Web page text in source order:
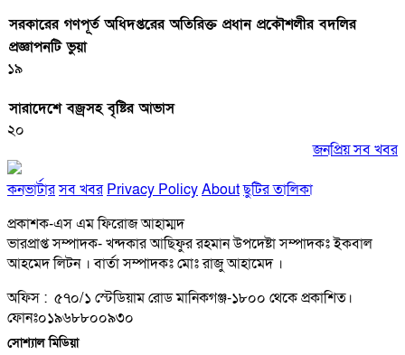
সরকারের গণপূর্ত অধিদপ্তরের অতিরিক্ত প্রধান প্রকৌশলীর বদলির
প্রজ্ঞাপনটি ভুয়া
১৯
সারাদেশে বজ্রসহ বৃষ্টির আভাস
২০
জনপ্রিয় সব খবর
কনভার্টারসব খবর Privacy PolicyAboutছুটির তালিকা
প্রকাশক-এস এম ফিরোজ আহাম্মদ
ভারপ্রাপ্ত সম্পাদক- খন্দকার আছিফুর রহমান উপদেষ্টা সম্পাদকঃ ইকবাল
আহমেদ লিটন । বার্তা সম্পাদকঃ মোঃ রাজু আহামেদ ।
অফিস : ৫৭০/১ স্টেডিয়াম রোড মানিকগঞ্জ-১৮০০ থেকে প্রকাশিত।
ফোনঃ০১৯৬৮৮০০৯৩০
সোশ্যাল মিডিয়া